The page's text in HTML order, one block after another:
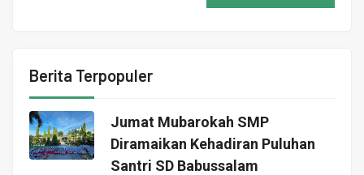
Berita Terpopuler
Jumat Mubarokah SMP
Diramaikan Kehadiran Puluhan
Santri SD Babussalam